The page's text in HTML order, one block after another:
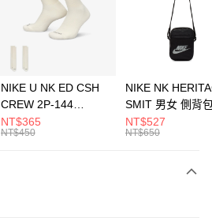
第一商業銀行
彰化商業銀行
NIKE U NK ED CSH
CREW 2P-144
EMBRDY 男女 短統襪
FZ3073133
NT$365
NT$450
NIKE NK
SMIT 男女 側背
BA5871010
NT$527
NT$650